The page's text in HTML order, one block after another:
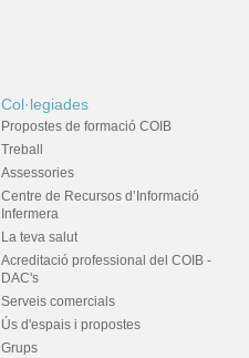
Col·legiades
Propostes de formació COIB
Treball
Assessories
Centre de Recursos d’Informació
Infermera
La teva salut
Acreditació professional del COIB -
DAC's
Serveis comercials
Ús d'espais i propostes
Grups